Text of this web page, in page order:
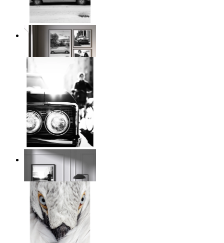
Snöig klassisk bil
149 kr
Urban klassiker
Från 149 kr